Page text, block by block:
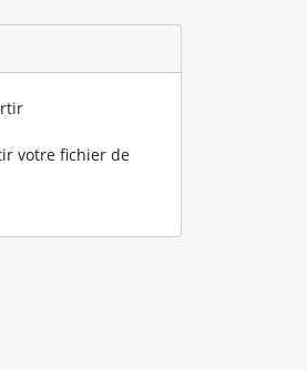
votre fichier de